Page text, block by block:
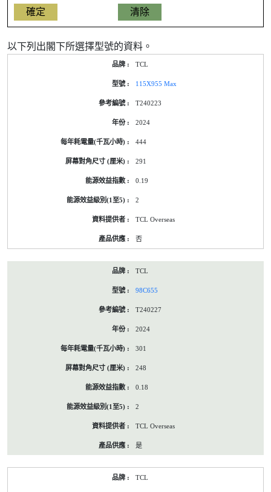
以下列出閣下所選擇型號的資料。
TCL
115X955 Max
T240223
2024
444
291
0.19
2
TCL Overseas
否
TCL
98C655
T240227
2024
301
248
0.18
2
TCL Overseas
是
TCL